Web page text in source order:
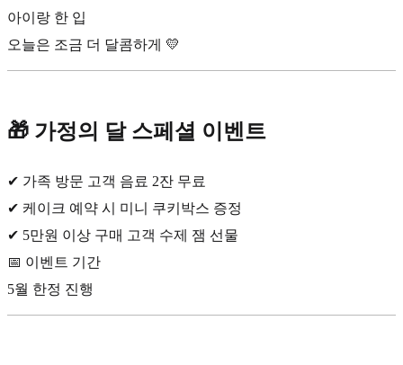
아이랑 한 입
오늘은 조금 더 달콤하게 💛
🎁 가정의 달 스페셜 이벤트
✔ 가족 방문 고객 음료 2잔 무료
✔ 케이크 예약 시 미니 쿠키박스 증정
✔ 5만원 이상 구매 고객 수제 잼 선물
📅 이벤트 기간
5월 한정 진행